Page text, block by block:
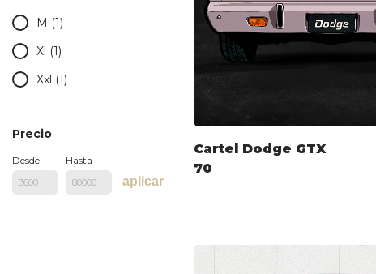
M (1)
Xl (1)
Xxl (1)
Precio
Desde Hasta
aplicar
Cartel Dodge GTX
70